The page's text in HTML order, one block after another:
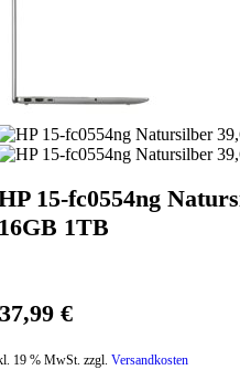
15-fc0554ng
1TB
€
19 % MwSt. zzgl. Versandkosten